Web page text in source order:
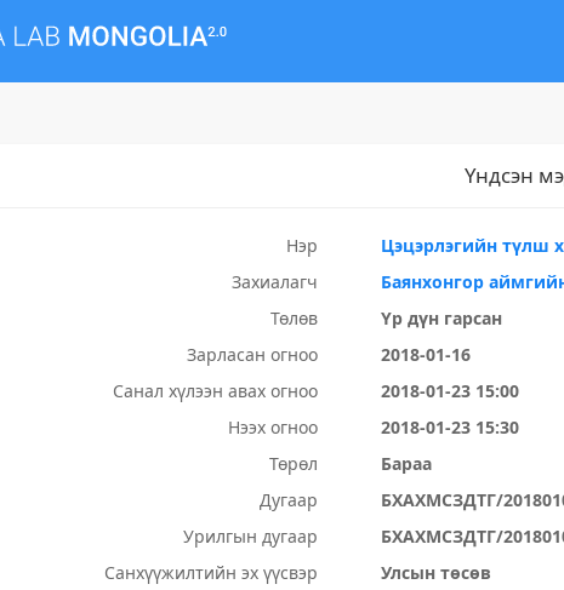
Үндсэн
Нэр
Цэцэрлэгийн түлш
Захиалагч
Баянхонгор
Төлөв
Үр дүн гарсан
Зарласан огноо
2018-01-16
Санал хүлээн авах огноо
2018-01-23 15:00
Нээх огноо
2018-01-23 15:30
Төрөл
Бараа
Дугаар
БХАХМСЗДТГ/
Урилгын дугаар
БХАХМСЗДТГ/
Санхүүжилтийн эх үүсвэр
Улсын төсөв